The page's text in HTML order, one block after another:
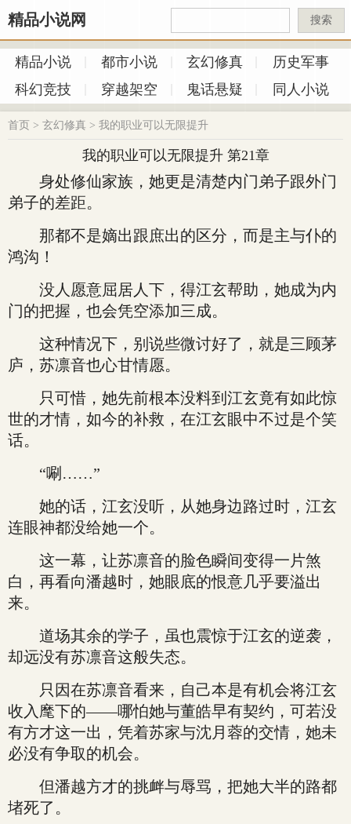
精品小说网 搜索
精品小说 都市小说 玄幻修真
历史军事
科幻竞技
穿越架空 鬼话悬疑 同人小说
首页 > 玄幻修真 > 我的职业可以无限提升
我的职业可以无限提升 第21章
身处修仙家族，她更是清楚内门弟子跟外门
弟子的差距。
那都不是嫡出跟庶出的区分，而是主与仆的
鸿沟！
没人愿意屈居人下，得江玄帮助，她成为内
门的把握，也会凭空添加三成。
这种情况下，别说些微讨好了，就是三顾茅
庐，苏凛音也心甘情愿。
只可惜，她先前根本没料到江玄竟有如此惊
世的才情，如今的补救，在江玄眼中不过是个笑
话。
“唰……”
她的话，江玄没听，从她身边路过时，江玄
连眼神都没给她一个。
这一幕，让苏凛音的脸色瞬间变得一片煞
白，再看向潘越时，她眼底的恨意几乎要溢出
来。
道场其余的学子，虽也震惊于江玄的逆袭，
却远没有苏凛音这般失态。
只因在苏凛音看来，自己本是有机会将江玄
收入麾下的——哪怕她与董皓早有契约，可若没
有方才这一出，凭着苏家与沈月蓉的交情，她未
必没有争取的机会。
但潘越方才的挑衅与辱骂，把她大半的路都
堵死了。